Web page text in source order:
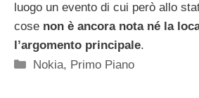
luogo un evento di cui però allo
cose non è ancora nota né la
l’argomento principale.
Categorie
Nokia, Primo Piano